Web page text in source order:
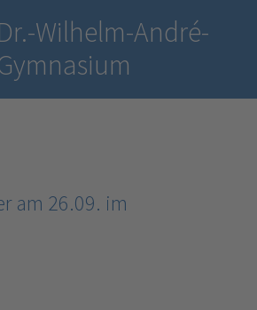
Dr.-Wilhelm-André-
am 26.09. im